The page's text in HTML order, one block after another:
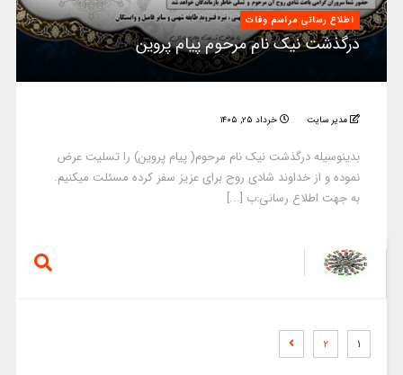
اطلاع رسانی مراسم وفات
درگذشت نیک نام مرحوم پیام پروین
مدیر سایت خرداد ۲۵, ۱۴۰۵
بدینوسیله درگذشت نیک نام مرحوم( پیام پروین) را تسلیت عرض
نموده و از خداوند شادی روح برای عزیز سفر کرده مسئلت میکنیم.
به جهت اطلاع رسانی:ب [...]
۱ ۲